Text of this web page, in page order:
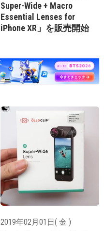
Super-Wide + Macro
Essential Lenses for
iPhone XR」を販売開始
2019年02月01日( 金 )